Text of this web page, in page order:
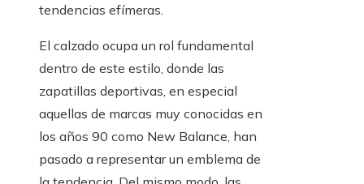
tendencias efímeras.
El calzado ocupa un rol fundamental
dentro de este estilo, donde las
zapatillas deportivas, en especial
aquellas de marcas muy conocidas en
los años 90 como New Balance, han
pasado a representar un emblema de